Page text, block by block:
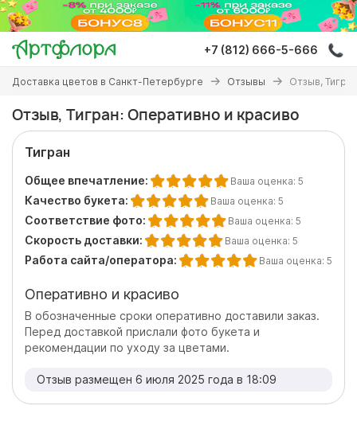
Перейти
основному
содержанию
+7 (812) 666-5-666
Вы
здесь
Доставка цветов в Санкт-Петербурге Отзывы Отзыв,
Отзыв, Тигран: Оперативно и красиво
Тигран
Общее впечатление: Ваша оценка: 5
Качество букета: Ваша оценка: 5
Соответствие фото: Ваша оценка: 5
Скорость доставки: Ваша оценка: 5
Работа сайта/оператора: Ваша оценка: 5
Оперативно и красиво
В обозначенные сроки оперативно доставили заказ.
Перед доставкой прислали фото букета и
рекомендации по уходу за цветами.
Отзыв размещен 6 июля 2025 года в 18:09